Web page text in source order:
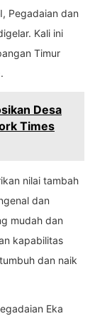
Pegadaian dan
Kali ini
Timur
Desa
Times
nilai tambah
dan
mudah dan
kapabilitas
dan naik
Eka